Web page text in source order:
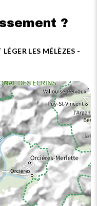
?
LES MÉLÈZES -